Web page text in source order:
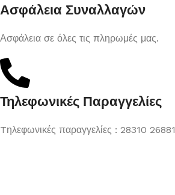
Ασφάλεια Συναλλαγών
Ασφάλεια σε όλες τις πληρωμές μας.
Τηλεφωνικές Παραγγελίες
Tηλεφωνικές παραγγελίες : 28310 26881